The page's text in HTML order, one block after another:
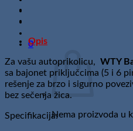
0
Nema proizvoda u
kabel
sa
konektorom
5
žuti
količina
Opis
Za vašu autoprikolicu, WTY
sa bajonet priključcima (5 i 6
rešenje za brzo i sigurno
bez sečenja žica.
Specifikacija: